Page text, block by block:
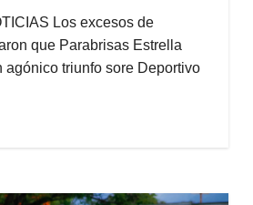
Los excesos de
que Parabrisas Estrella
agónico triunfo sore Deportivo